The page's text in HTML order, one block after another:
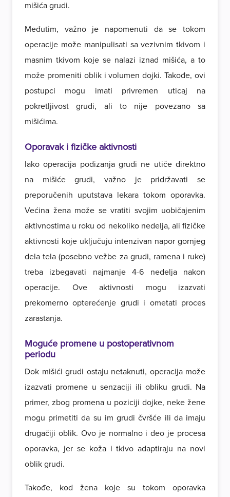
mišića grudi.
Međutim, važno je napomenuti da se tokom
operacije može manipulisati sa vezivnim tkivom i
masnim tkivom koje se nalazi iznad mišića, a to
može promeniti oblik i volumen dojki. Takođe, ovi
postupci mogu imati privremen uticaj na
pokretljivost grudi, ali to nije povezano sa
mišićima.
Oporavak i fizičke aktivnosti
Iako operacija podizanja grudi ne utiče direktno
na mišiće grudi, važno je pridržavati se
preporučenih uputstava lekara tokom oporavka.
Većina žena može se vratiti svojim uobičajenim
aktivnostima u roku od nekoliko nedelja, ali fizičke
aktivnosti koje uključuju intenzivan napor gornjeg
dela tela (posebno vežbe za grudi, ramena i ruke)
treba izbegavati najmanje 4-6 nedelja nakon
operacije. Ove aktivnosti mogu izazvati
prekomerno opterećenje grudi i ometati proces
zarastanja.
Moguće promene u postoperativnom
periodu
Dok mišići grudi ostaju netaknuti, operacija može
izazvati promene u senzaciji ili obliku grudi. Na
primer, zbog promena u poziciji dojke, neke žene
mogu primetiti da su im grudi čvršće ili da imaju
drugačiji oblik. Ovo je normalno i deo je procesa
oporavka, jer se koža i tkivo adaptiraju na novi
oblik grudi.
Takođe, kod žena koje su tokom oporavka